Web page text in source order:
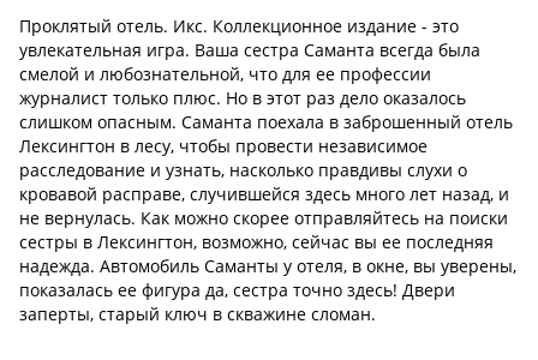
Проклятый отель. Икс. Коллекционное издание - это
увлекательная игра. Ваша сестра Саманта всегда была
смелой и любознательной, что для ее профессии
журналист только плюс. Но в этот раз дело оказалось
слишком опасным. Саманта поехала в заброшенный отель
Лексингтон в лесу, чтобы провести независимое
расследование и узнать, насколько правдивы слухи о
кровавой расправе, случившейся здесь много лет назад, и
не вернулась. Как можно скорее отправляйтесь на поиски
сестры в Лексингтон, возможно, сейчас вы ее последняя
надежда. Автомобиль Саманты у отеля, в окне, вы уверены,
показалась ее фигура да, сестра точно здесь! Двери
заперты, старый ключ в скважине сломан.